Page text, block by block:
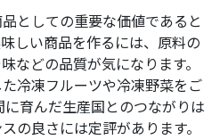
としての重要な価値であると
しい商品を作るには、原料の
などの品質が気になります。
冷凍フルーツや冷凍野菜をご
育んだ生産国とのつながりは
の良さには定評があります。